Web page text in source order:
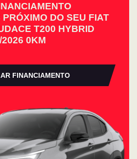
DO SEU FIAT
T200 HYBRID
0KM
FINANCIAMENTO